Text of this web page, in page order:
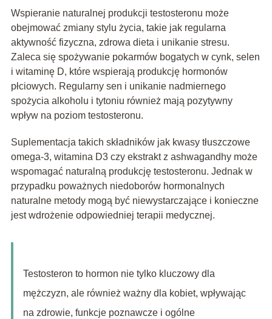
Wspieranie naturalnej produkcji testosteronu może
obejmować zmiany stylu życia, takie jak regularna
aktywność fizyczna, zdrowa dieta i unikanie stresu.
Zaleca się spożywanie pokarmów bogatych w cynk, selen
i witaminę D, które wspierają produkcję hormonów
płciowych. Regularny sen i unikanie nadmiernego
spożycia alkoholu i tytoniu również mają pozytywny
wpływ na poziom testosteronu.
Suplementacja takich składników jak kwasy tłuszczowe
omega-3, witamina D3 czy ekstrakt z ashwagandhy może
wspomagać naturalną produkcję testosteronu. Jednak w
przypadku poważnych niedoborów hormonalnych
naturalne metody mogą być niewystarczające i konieczne
jest wdrożenie odpowiedniej terapii medycznej.
Testosteron to hormon nie tylko kluczowy dla
mężczyzn, ale również ważny dla kobiet, wpływając
na zdrowie, funkcje poznawcze i ogólne